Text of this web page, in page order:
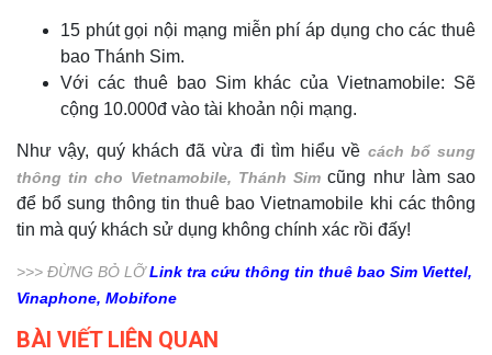
15 phút gọi nội mạng miễn phí áp dụng cho các thuê
bao Thánh Sim.
Với các thuê bao Sim khác của Vietnamobile: Sẽ
cộng 10.000đ vào tài khoản nội mạng.
Như vậy, quý khách đã vừa đi tìm hiểu về cách bổ sung
thông tin cho Vietnamobile, Thánh Sim cũng như làm sao
để bổ sung thông tin thuê bao Vietnamobile khi các thông
tin mà quý khách sử dụng không chính xác rồi đấy!
>>> ĐỪNG BỎ LỠLink tra cứu thông tin thuê bao Sim Viettel,
Vinaphone, Mobifone
BÀI VIẾT LIÊN QUAN